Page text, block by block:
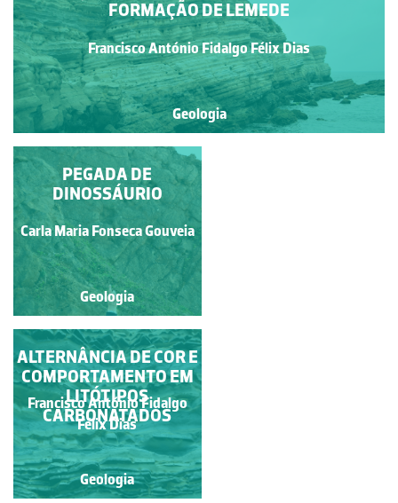
FORMAÇÃO DE LEMEDE
Francisco António Fidalgo Félix Dias
Geologia
ESTRATOS BASTANTE
INCLINADOS
Francisco António Fidalgo
Félix Dias
Geologia
PEGADA DE
DINOSSÁURIO
Carla Maria Fonseca Gouveia
Geologia
ESTRATOS DO
JURÁSSICO MÉDIO
Francisco António Fidalgo
Félix Dias
Geologia
ALTERNÂNCIA DE COR E
COMPORTAMENTO EM
LITÓTIPOS
CARBONATADOS
Francisco António Fidalgo
Félix Dias
Geologia